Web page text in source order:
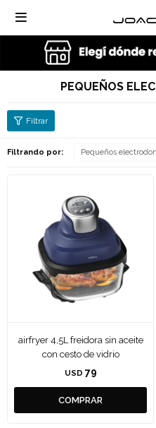

PEQUEÑOS
Filtrando por: Pequeños
airfryer 4,5L freidora sin aceite
con cesto de vidrio
USD 79